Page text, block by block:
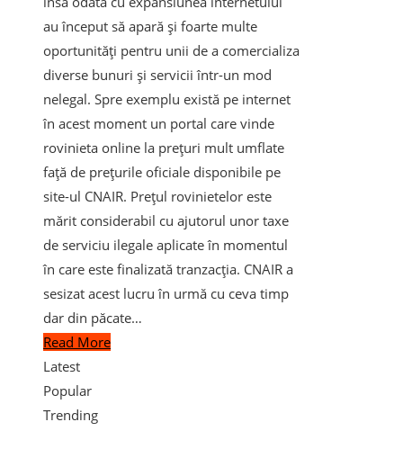
au început să apară și foarte multe
oportunități pentru unii de a comercializa
diverse bunuri și servicii într-un mod
nelegal. Spre exemplu există pe internet
în acest moment un portal care vinde
rovinieta online la prețuri mult umflate
față de prețurile oficiale disponibile pe
site-ul CNAIR. Prețul rovinietelor este
mărit considerabil cu ajutorul unor taxe
de serviciu ilegale aplicate în momentul
în care este finalizată tranzacția. CNAIR a
sesizat acest lucru în urmă cu ceva timp
dar din păcate…
Read More
Latest
Popular
Trending